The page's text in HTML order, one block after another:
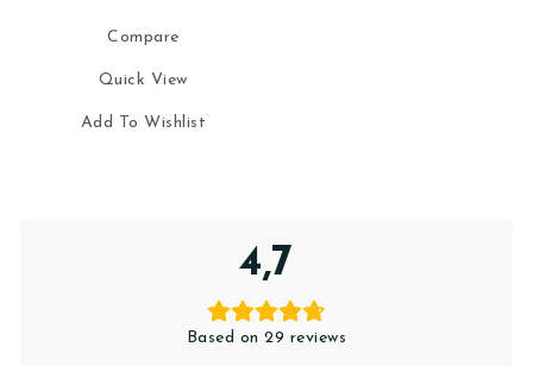
Compare
Quick View
Add To Wishlist
4,7
Based on 29 reviews